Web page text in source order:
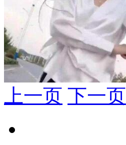
上一页 下一页